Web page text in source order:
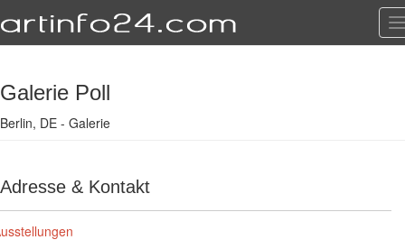
Galerie Poll
Berlin, DE - Galerie
Adresse & Kontakt